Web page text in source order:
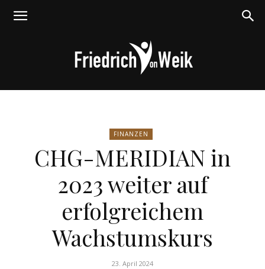
von
Weik
FINANZEN
CHG-MERIDIAN in
2023 weiter auf
erfolgreichem
Wachstumskurs
23. April 2024